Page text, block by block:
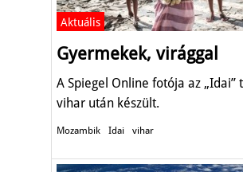
Aktuális
Gyermekek, virággal
A Spiegel Online fotója az „Idai”
vihar után készült.
Mozambik Idai vihar